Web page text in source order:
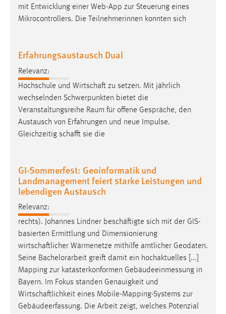
mit Entwicklung einer Web-App zur Steuerung eines
Mikrocontrollers. Die Teilnehmerinnen konnten sich
Erfahrungsaustausch Dual
Relevanz:
Hochschule und Wirtschaft zu setzen. Mit jährlich
wechselnden Schwerpunkten bietet die
Veranstaltungsreihe Raum für offene Gespräche, den
Austausch von Erfahrungen und neue Impulse.
Gleichzeitig schafft sie die
GI-Sommerfest: Geoinformatik und
Landmanagement feiert starke Leistungen und
lebendigen Austausch
Relevanz:
rechts). Johannes Lindner beschäftigte sich mit der GIS-
basierten Ermittlung und Dimensionierung
wirtschaftlicher Wärmenetze mithilfe amtlicher Geodaten.
Seine Bachelorarbeit greift damit ein hochaktuelles [...]
Mapping zur katasterkonformen Gebäudeeinmessung in
Bayern. Im Fokus standen Genauigkeit und
Wirtschaftlichkeit eines Mobile-Mapping-Systems zur
Gebäudeerfassung. Die Arbeit zeigt, welches Potenzial